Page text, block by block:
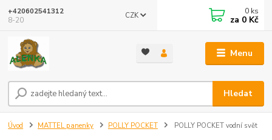
Menu
CZK
Hledat
+420602541312
8-20
0 ks
za 0 Kč
Úvod MATTEL panenky POLLY POCKET POLLY POCKET vodní svět